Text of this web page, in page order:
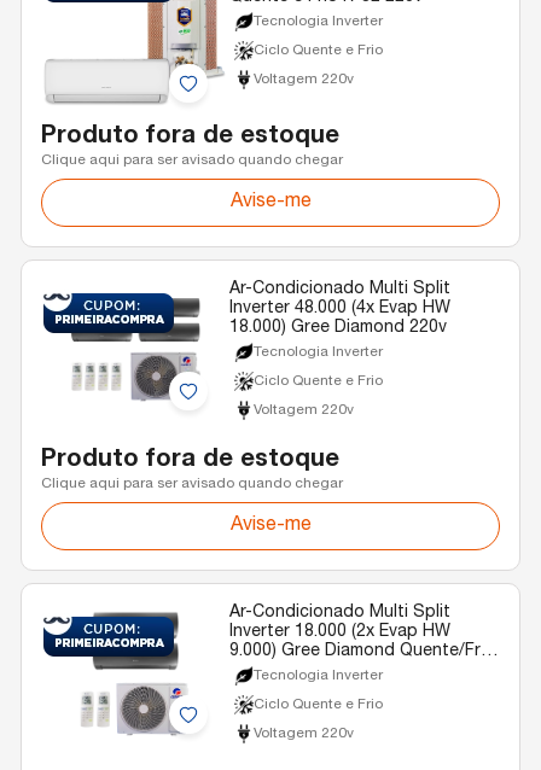
Tecnologia Inverter
Ciclo Quente e Frio
Voltagem 220v
Produto fora de estoque
Clique aqui para ser avisado quando chegar
Avise-me
Ar-Condicionado Multi Split
Inverter 48.000 (4x Evap HW
18.000) Gree Diamond 220v
Tecnologia Inverter
Ciclo Quente e Frio
Voltagem 220v
Produto fora de estoque
Clique aqui para ser avisado quando chegar
Avise-me
Ar-Condicionado Multi Split
Inverter 18.000 (2x Evap HW
9.000) Gree Diamond Quente/Frio
R-32 220v
Tecnologia Inverter
Ciclo Quente e Frio
Voltagem 220v